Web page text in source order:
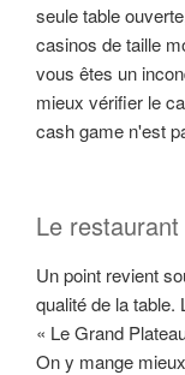
seule table
casinos de taille
vous êtes un
mieux vérifier le
cash game n'est
Le
Un point revient
qualité de la
« Le Grand
On y mange